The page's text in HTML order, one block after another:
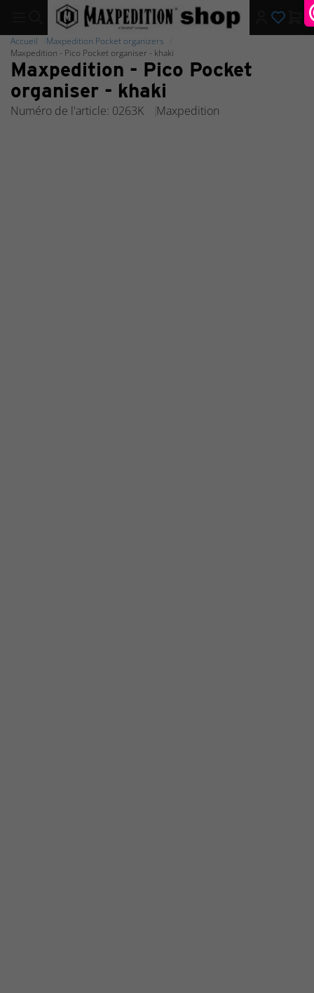
Accueil
Maxpedition Pocket organizers
Maxpedition - Pico Pocket organiser - khaki
Maxpedition - Pico Pocket
organiser - khaki
Numéro de l'article: 0263K Maxpedition